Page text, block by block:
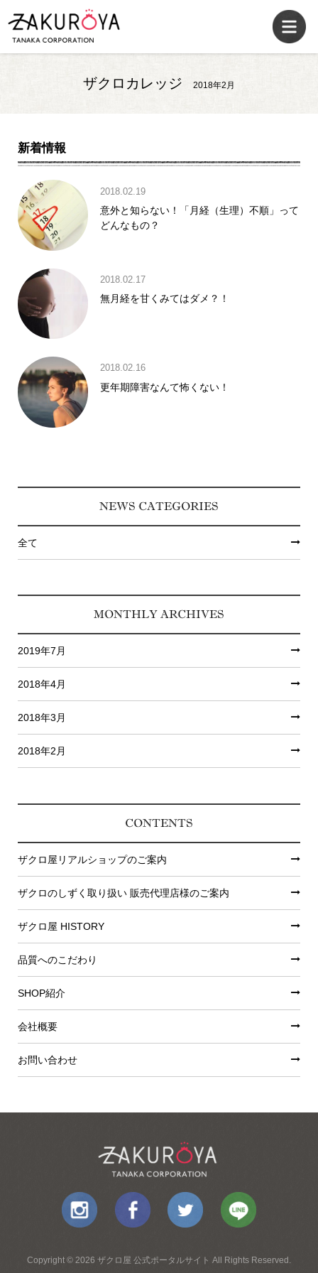
ザクロカレッジ 2018年2月
新着情報
2018.02.19
意外と知らない！「月経（生理）不順」って
どんなもの？
2018.02.17
無月経を甘くみてはダメ？！
2018.02.16
更年期障害なんて怖くない！
NEWS CATEGORIES
全て
MONTHLY ARCHIVES
2019年7月
2018年4月
2018年3月
2018年2月
CONTENTS
ザクロ屋リアルショップのご案内
ザクロのしずく取り扱い 販売代理店様のご案内
ザクロ屋 HISTORY
品質へのこだわり
SHOP紹介
会社概要
お問い合わせ
Copyright © 2026 ザクロ屋 公式ポータルサイト All Rights Reserved.